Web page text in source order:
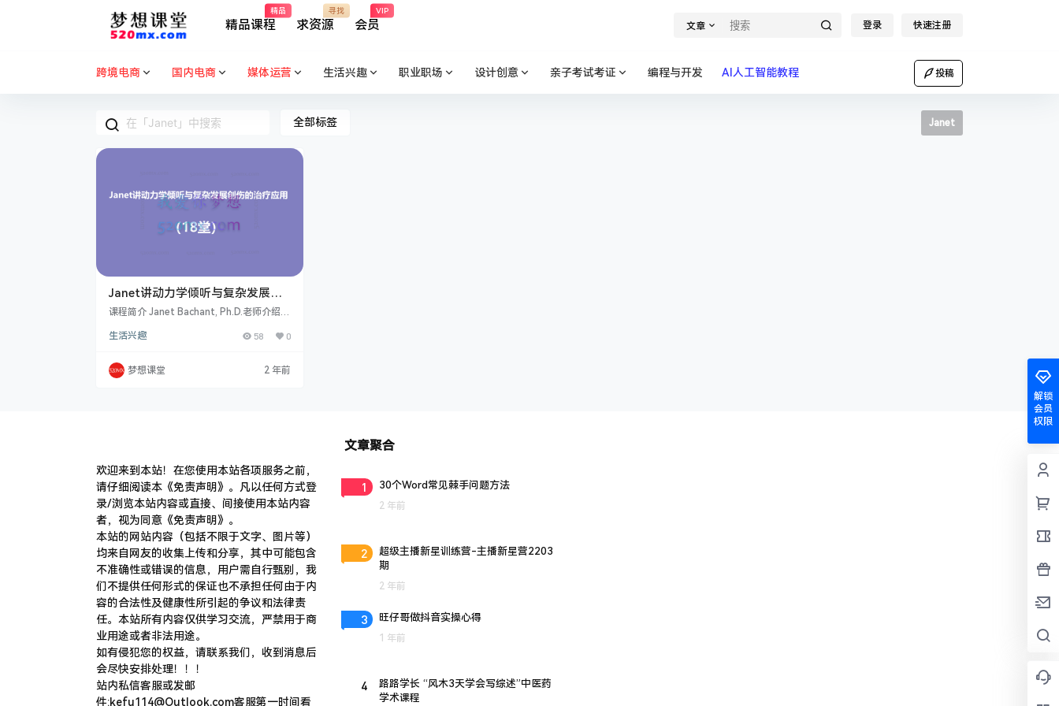
精品课程
精品
求资源
寻找
会员
VIP
文章 登录 快速注册
跨境电商 国内电商 媒体运营 生活兴趣 职业职场 设计创意 亲子考试考证 编程与开发 AI人工智能教程 投稿
全部标签 Janet
Janet讲动力学倾听与复杂发展创
伤的治疗应用（18堂）
课程简介 Janet Bachant, Ph.D.老师介绍
精神分析家和教育家 从事心理治疗工作39
理学教授 纽约精神分析中心督导师 911后
「纽约灾难咨询联合会」主席，引领350多
生活兴趣 58 0
梦想课堂 2 年前
解锁
会员
权限
欢迎来到本站！在您使用本站各项服务之前，
请仔细阅读本《免责声明》。凡以任何方式登
录/浏览本站内容或直接、间接使用本站内容
者，视为同意《免责声明》。
本站的网站内容（包括不限于文字、图片等）
均来自网友的收集上传和分享，其中可能包含
不准确性或错误的信息，用户需自行甄别，我
们不提供任何形式的保证也不承担任何由于内
容的合法性及健康性所引起的争议和法律责
任。本站所有内容仅供学习交流，严禁用于商
业用途或者非法用途。
​如有侵犯您的权益，请联系我们，收到消息后
会尽快安排处理！！！
站内私信客服或发邮
件:kefu114@Outlook.com客服第一时间看
文章聚合
1 30个Word常见棘手问题方法
2 年前
2
超级主播新星训练营-主播新星营2203
期
2 年前
3 旺仔哥做抖音实操心得
1 年前
4
路路学长 “风木3天学会写综述”中医药
学术课程